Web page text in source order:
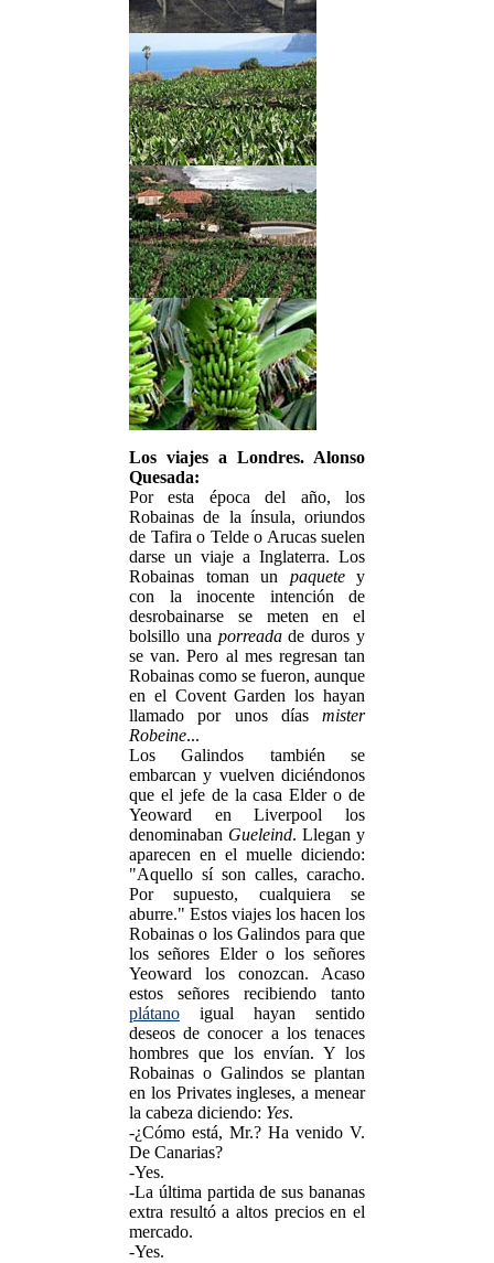
Los viajes a Londres. Alonso
Quesada:
Por esta época del año, los
Robainas de la ínsula, oriundos
de Tafira o Telde o Arucas suelen
darse un viaje a Inglaterra. Los
Robainas toman un paquetey
con la inocente intención de
desrobainarse se meten en el
bolsillo una porreadade duros y
se van. Pero al mes regresan tan
Robainas como se fueron, aunque
en el Covent Garden los hayan
llamado por unos días mister
Robeine...
Los Galindos también se
embarcan y vuelven diciéndonos
que el jefe de la casa Elder o de
Yeoward en Liverpool los
denominaban Gueleind. Llegan y
aparecen en el muelle diciendo:
"Aquello sí son calles, caracho.
Por supuesto, cualquiera se
aburre." Estos viajes los hacen los
Robainas o los Galindos para que
los señores Elder o los señores
Yeoward los conozcan. Acaso
estos señores recibiendo tanto
plátano igual hayan sentido
deseos de conocer a los tenaces
hombres que los envían. Y los
Robainas o Galindos se plantan
en los Privates ingleses, a menear
la cabeza diciendo: Yes.
-¿Cómo está, Mr.? Ha venido V.
De Canarias?
-Yes.
-La última partida de sus bananas
extra resultó a altos precios en el
mercado.
-Yes.